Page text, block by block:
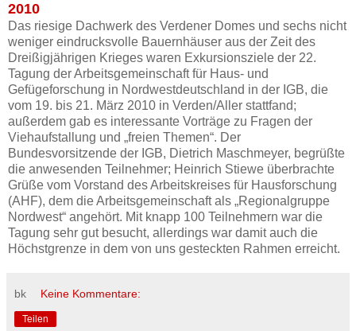
2010
Das riesige Dachwerk des Verdener Domes und sechs nicht
weniger eindrucksvolle Bauernhäuser aus der Zeit des
Dreißigjährigen Krieges waren Exkursionsziele der 22.
Tagung der Arbeitsgemeinschaft für Haus- und
Gefügeforschung in Nordwestdeutschland in der IGB, die
vom 19. bis 21. März 2010 in Verden/Aller stattfand;
außerdem gab es interessante Vorträge zu Fragen der
Viehaufstallung und „freien Themen“. Der
Bundesvorsitzende der IGB, Dietrich Maschmeyer, begrüßte
die anwesenden Teilnehmer; Heinrich Stiewe überbrachte
Grüße vom Vorstand des Arbeitskreises für Hausforschung
(AHF), dem die Arbeitsgemeinschaft als „Regionalgruppe
Nordwest“ angehört. Mit knapp 100 Teilnehmern war die
Tagung sehr gut besucht, allerdings war damit auch die
Höchstgrenze in dem von uns gesteckten Rahmen erreicht.
bk Keine Kommentare:
Teilen